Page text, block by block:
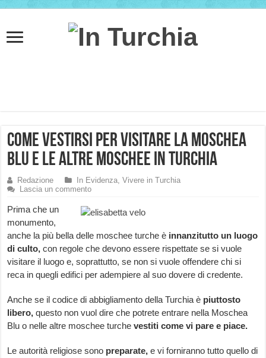
Come vestirsi per visitare la Moschea
Blu e le altre moschee in Turchia
Redazione In Evidenza,Vivere in Turchia
Lascia un commento
Prima che un
monumento,
anche la più bella delle moschee turche è innanzitutto un luogo
di culto,con regole che devono essere rispettate se si vuole
visitare il luogo e, soprattutto, se non si vuole offendere chi si
reca in quegli edifici per adempiere al suo dovere di credente.
Anche se il codice di abbigliamento della Turchia è piuttosto
libero,questo non vuol dire che potrete entrare nella Moschea
Blu o nelle altre moschee turchevestiti come vi pare e piace.
Le autorità religiose sono preparate,e vi forniranno tutto quello di